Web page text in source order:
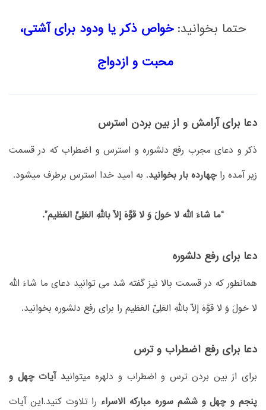
حتما بخوانید:خواص ذکر یا ودود برای آشتی،
محبت و ازدواج
دعا برای آرامش و از بین بردن استرس
ذکر و دعای مجرب رفع دلشوره و استرس و اضطراب که در قسمت
زیر آمده راچهارده بار بخوانید. به امید خدا استرس برطرف میشود.
“ما شاءَ الله لا حَولَ وَ لا قوَّهَ إلّا باللهِ العَلِیِّ العَظیم”.
دعا برای رفع دلشوره
همانطور که در قسمت بالا نیز گفته شد می توانید دعای ما شاءَ الله
لا حَولَ وَ لا قوَّهَ إلّا باللهِ العَلِیِّ العَظیم را برای رفع دلشوره بخوانید.
دعا برای رفع اضطراب و ترس
برای از بین بردن ترس و اضطراب و دلهره میتوانید آیات چهل و
پنجم و چهل و ششم سوره مبارکه الاسراء را تلاوت کنید.این آیات